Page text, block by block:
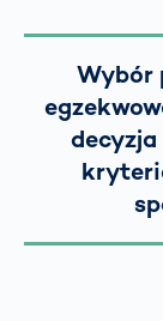
Wybór
decyzja